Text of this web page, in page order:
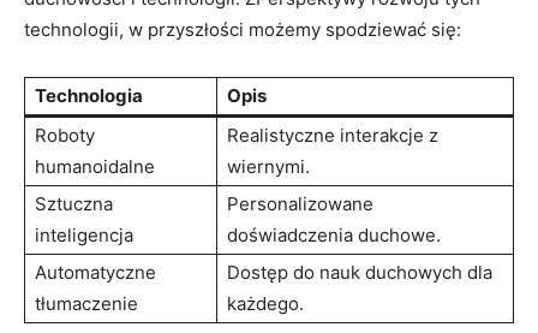
technologii, w przyszłości możemy spodziewać się:
Technologia
Opis
Roboty
humanoidalne
Realistyczne interakcje z
wiernymi.
Sztuczna
inteligencja
Personalizowane
doświadczenia duchowe.
Automatyczne
tłumaczenie
Dostęp do nauk duchowych dla
każdego.